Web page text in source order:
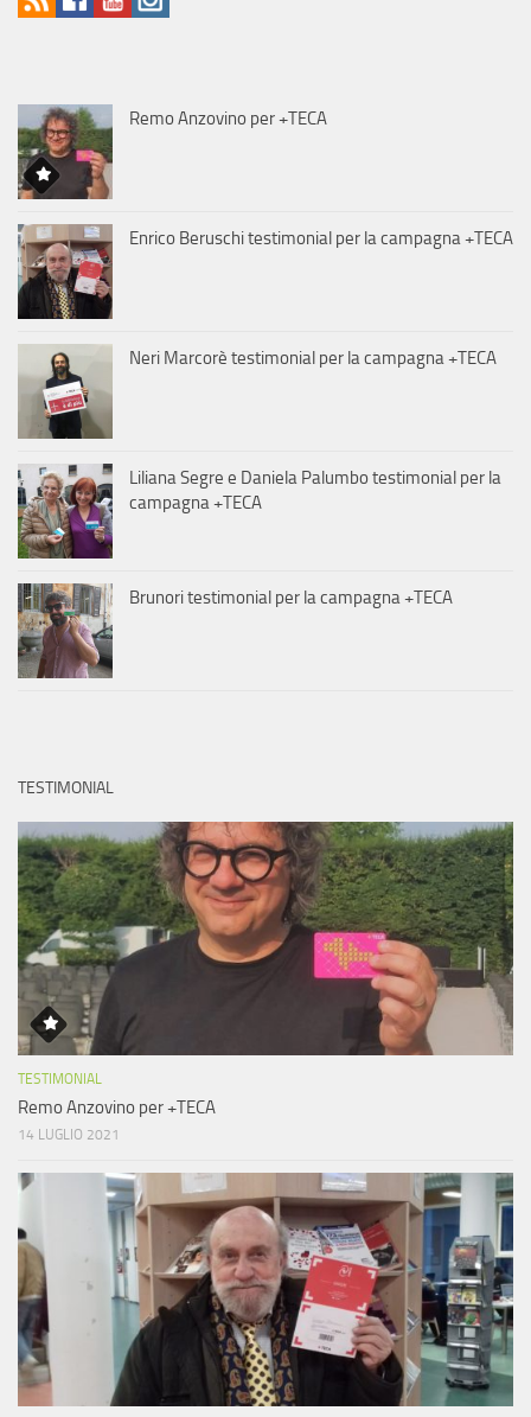
Remo Anzovino per +TECA
Enrico Beruschi testimonial per la campagna +TECA
Neri Marcorè testimonial per la campagna +TECA
Liliana Segre e Daniela Palumbo testimonial per la
campagna +TECA
Brunori testimonial per la campagna +TECA
TESTIMONIAL
TESTIMONIAL
Remo Anzovino per +TECA
14 LUGLIO 2021